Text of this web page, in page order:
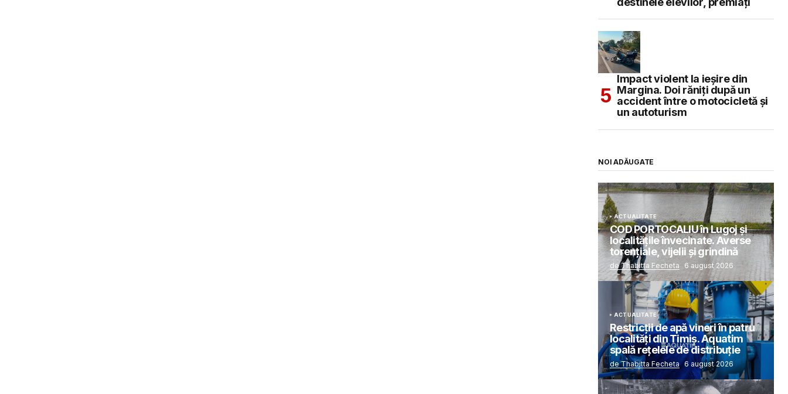
Impact violent la ieșire din
Margina. Doi răniți după un
accident între o motocicletă și
un autoturism
NOI ADĂUGATE
ACTUALITATE
COD PORTOCALIU în Lugoj și
localitățile învecinate. Averse
torențiale, vijelii și grindină
de Thabitta Fecheta 6 august 2026
ACTUALITATE
Restricții de apă vineri în patru
localități din Timiș. Aquatim
spală rețelele de distribuție
de Thabitta Fecheta 6 august 2026